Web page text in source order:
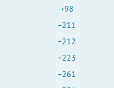
+98
+211
+212
+223
+261